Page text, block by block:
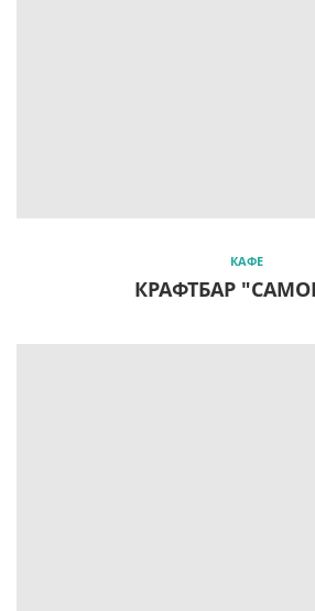
КАФЕ
КРАФТБАР